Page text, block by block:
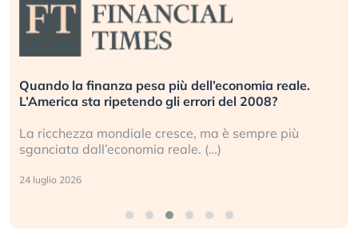
Quando la finanza pesa più dell’economia reale.
L’America sta ripetendo gli errori del 2008?
La ricchezza mondiale cresce, ma è sempre più
sganciata dall’economia reale. (…)
24 luglio 2026